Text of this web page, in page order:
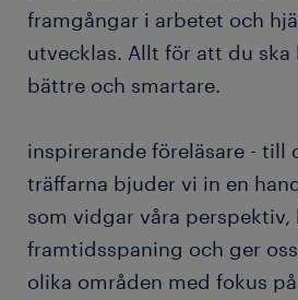
framgångar i arbetet och
utvecklas. Allt för att du ska
bättre och smartare.
inspirerande föreläsare - till
träffarna bjuder vi in en
som vidgar våra perspektiv,
framtidsspaning och ger
olika områden med fokus